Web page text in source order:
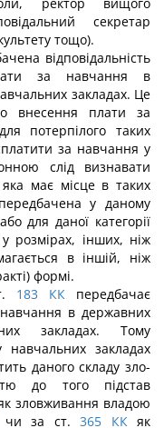
секретар
тощо).
відповідальність
за навчання в
закладах. Це
внесення плати за
потерпілого таких
за навчання у
слід визнавати
має місце в таких
у даному
для даної категорії
розмірах, інших, ніж
в іншій, ніж
формі.
183 КК передбачає
в державних
закладах. Тому
навчальних закладах
даного складу зло­
до того підстав
зловживан­ня владою
чи за ст. 365 ККяк